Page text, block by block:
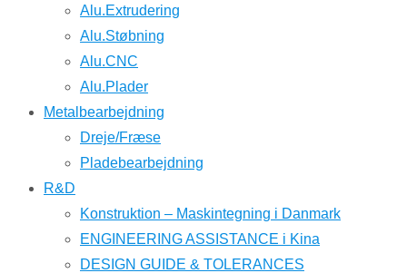
Alu.Extrudering
Alu.Støbning
Alu.CNC
Alu.Plader
Metalbearbejdning
Dreje/Fræse
Pladebearbejdning
R&D
Konstruktion – Maskintegning i Danmark
ENGINEERING ASSISTANCE i Kina
DESIGN GUIDE & TOLERANCES